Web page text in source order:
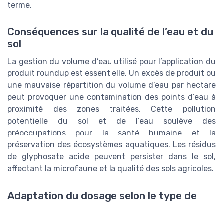
terme.
Conséquences sur la qualité de l’eau et du
sol
La gestion du volume d’eau utilisé pour l’application du
produit roundup est essentielle. Un excès de produit ou
une mauvaise répartition du volume d’eau par hectare
peut provoquer une contamination des points d’eau à
proximité des zones traitées. Cette pollution
potentielle du sol et de l’eau soulève des
préoccupations pour la santé humaine et la
préservation des écosystèmes aquatiques. Les résidus
de glyphosate acide peuvent persister dans le sol,
affectant la microfaune et la qualité des sols agricoles.
Adaptation du dosage selon le type de